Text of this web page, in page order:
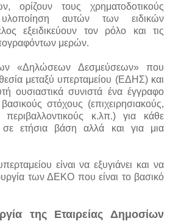
ορίζουν τους χρηματοδοτικούς
αυτών των ειδικών
εξειδικεύουν τον ρόλο και τις
μερών.
«Δηλώσεων Δεσμεύσεων» που
μεταξύ υπερταμείου (ΕΔΗΣ) και
συνιστά ένα έγγραφο
στόχους (επιχειρησιακούς,
περιβαλλοντικούς κ.λπ.) για κάθε
σε ετήσια βάση αλλά και για μια
είναι να εξυγιάνει και να
των ΔΕΚΟ που είναι το βασικό
της Εταιρείας Δημοσίων